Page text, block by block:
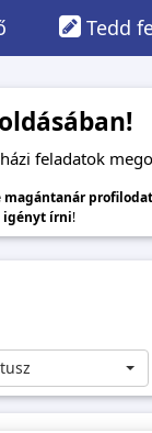
Tedd
feladatok
magántanár
igényt írni!